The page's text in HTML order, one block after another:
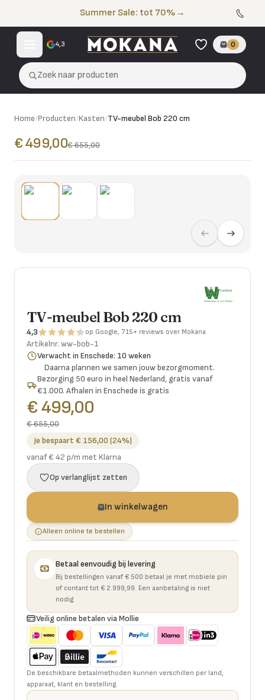
Summer Sale: tot 70% →
4,3 0
Zoek naar producten
Home/Producten/Kasten/TV-meubel Bob 220 cm
€ 499,00€ 655,00
TV-meubel Bob 220 cm
4,3 op Google, 715+ reviews over Mokana
Artikelnr. ww-bob-1
Verwacht in Enschede: 10 weken
Daarna plannen we samen jouw bezorgmoment.
Bezorging 50 euro in heel Nederland, gratis vanaf
€1.000. Afhalen in Enschede is gratis
€ 499,00
€ 655,00
Je bespaart € 156,00 (24%)
vanaf € 42 p/m met Klarna
Op verlanglijst zetten
In winkelwagen
Alleen online te bestellen
Betaal eenvoudig bij levering
Bij bestellingen vanaf € 500 betaal je met mobiele pin
of contant tot € 2.999,99. Een aanbetaling is niet
nodig.
Veilig online betalen via Mollie
De beschikbare betaalmethoden kunnen verschillen per land,
apparaat, klant en bestelling.